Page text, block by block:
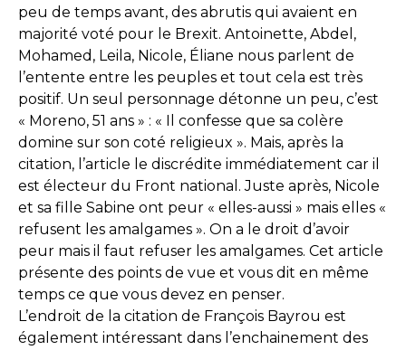
peu de temps avant, des abrutis qui avaient en
majorité voté pour le Brexit. Antoinette, Abdel,
Mohamed, Leila, Nicole, Éliane nous parlent de
l’entente entre les peuples et tout cela est très
positif. Un seul personnage détonne un peu, c’est
« Moreno, 51 ans » : « Il confesse que sa colère
domine sur son coté religieux ». Mais, après la
citation, l’article le discrédite immédiatement car il
est électeur du Front national. Juste après, Nicole
et sa fille Sabine ont peur « elles-aussi » mais elles «
refusent les amalgames ». On a le droit d’avoir
peur mais il faut refuser les amalgames. Cet article
présente des points de vue et vous dit en même
temps ce que vous devez en penser.
L’endroit de la citation de François Bayrou est
également intéressant dans l’enchainement des